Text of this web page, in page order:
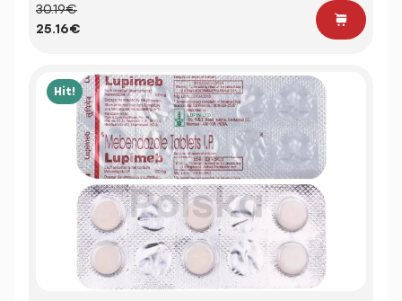
30.19€
25.16€
Hit!